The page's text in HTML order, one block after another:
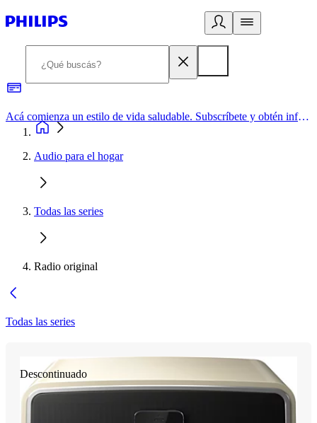
Acá comienza un estilo de vida saludable. Subscríbete y obtén información de primera mano
Audio para el hogar
Todas las series
Radio original
Todas las series
Descontinuado